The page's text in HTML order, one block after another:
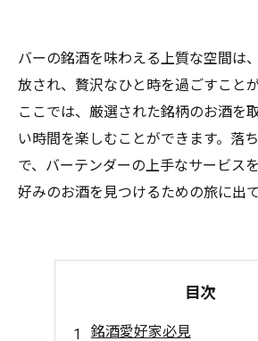
バーの銘酒を味わえる上質な空間は
放され、贅沢なひと時を過ごすこと
ここでは、厳選された銘柄のお酒を
い時間を楽しむことができます。落
で、バーテンダーの上手なサービス
好みのお酒を見つけるための旅に出
目次
銘酒愛好家必見